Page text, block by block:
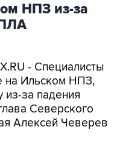
НПЗ из-за
- Специалисты
на Ильском НПЗ,
из-за падения
Северского
Алексей Чеверев